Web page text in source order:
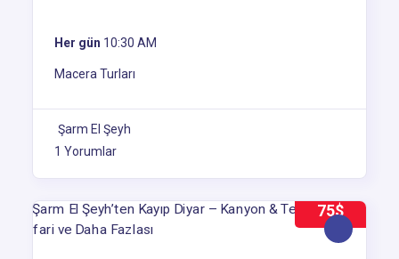
Her gün 10:30 AM
Macera Turları
Şarm El Şeyh
1 Yorumlar
75$